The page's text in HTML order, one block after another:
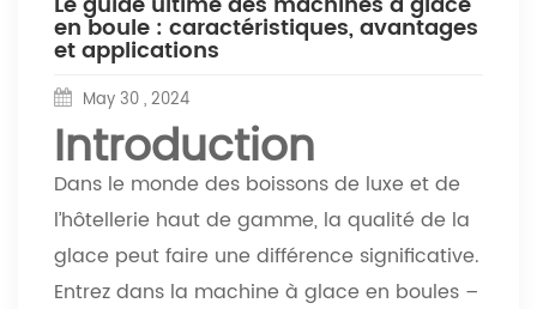
en boule : caractéristiques, avantages
et applications
May 30 , 2024
Introduction
Dans le monde des boissons de luxe et de
l’hôtellerie haut de gamme, la qualité de la
glace peut faire une différence significative.
Entrez dans la machine à glace en boules –